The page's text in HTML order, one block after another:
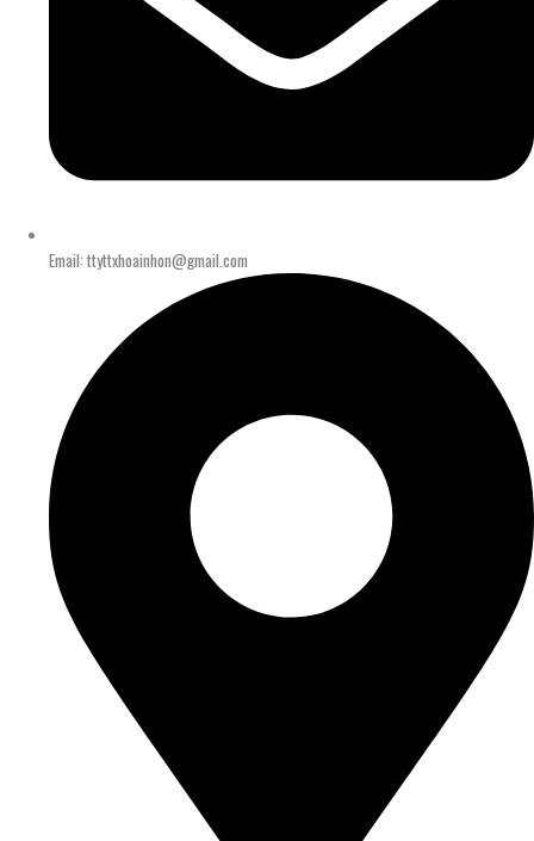
Email: ttyttxhoainhon@gmail.com